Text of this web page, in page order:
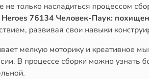
только насладиться процессом
Heroes 76134 Человек-Паук:
развивая свои навыки
мелкую моторику и креативное
В процессе сборки можно узнать